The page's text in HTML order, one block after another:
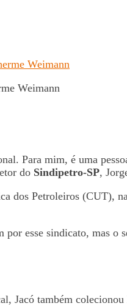
Weimann
Para mim, é uma
do Sindipetro-SP,
dos Petroleiros (CUT),
esse sindicato, mas o
Jacó também